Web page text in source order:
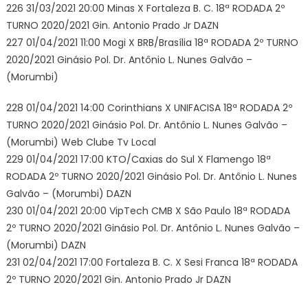
226 31/03/2021 20:00 Minas X Fortaleza B. C. 18ª RODADA 2º
TURNO 2020/2021 Gin. Antonio Prado Jr DAZN
227 01/04/2021 11:00 Mogi X BRB/Brasília 18ª RODADA 2º TURNO
2020/2021 Ginásio Pol. Dr. Antônio L. Nunes Galvão –
(Morumbi)
228 01/04/2021 14:00 Corinthians X UNIFACISA 18ª RODADA 2º
TURNO 2020/2021 Ginásio Pol. Dr. Antônio L. Nunes Galvão –
(Morumbi) Web Clube Tv Local
229 01/04/2021 17:00 KTO/Caxias do Sul X Flamengo 18ª
RODADA 2º TURNO 2020/2021 Ginásio Pol. Dr. Antônio L. Nunes
Galvão – (Morumbi) DAZN
230 01/04/2021 20:00 VipTech CMB X São Paulo 18ª RODADA
2º TURNO 2020/2021 Ginásio Pol. Dr. Antônio L. Nunes Galvão –
(Morumbi) DAZN
231 02/04/2021 17:00 Fortaleza B. C. X Sesi Franca 18ª RODADA
2º TURNO 2020/2021 Gin. Antonio Prado Jr DAZN